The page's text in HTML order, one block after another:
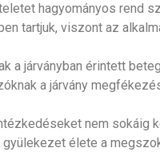
hagyományos rend
tartjuk, viszont az
a járványban érintett
a járvány
nem sokáig
gyülekezet élete a